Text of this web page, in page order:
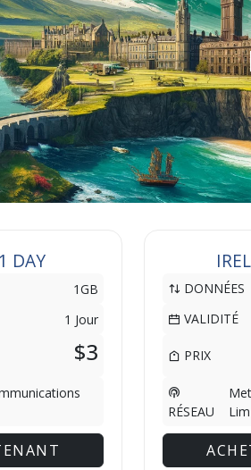
DAY
1GB
1 Jour
$3
DONNÉES
VALIDITÉ
PRIX
RÉSEAU
Lim